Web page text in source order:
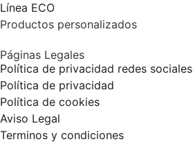
Línea ECO
Productos personalizados
Páginas Legales
Política de privacidad redes sociales
Política de privacidad
Política de cookies
Aviso Legal
Terminos y condiciones